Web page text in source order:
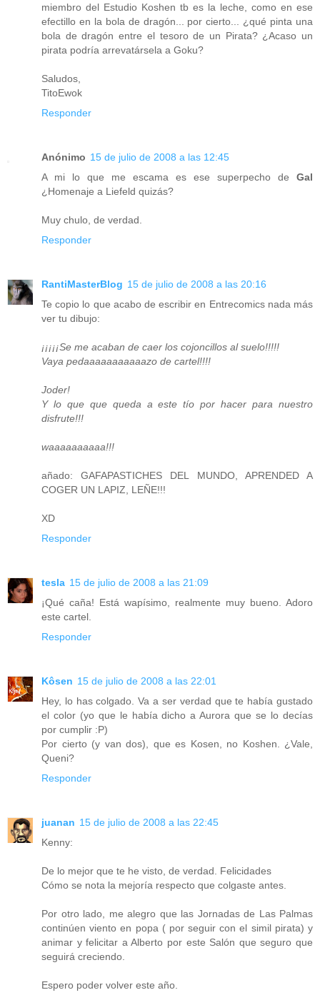
miembro del Estudio Koshen tb es la leche, como en ese
efectillo en la bola de dragón... por cierto... ¿qué pinta una
bola de dragón entre el tesoro de un Pirata? ¿Acaso un
pirata podría arrevatársela a Goku?
Saludos,
TitoEwok
Responder
Anónimo 15 de julio de 2008 a las 12:45
A mi lo que me escama es ese superpecho de Gal
¿Homenaje a Liefeld quizás?
Muy chulo, de verdad.
Responder
RantiMasterBlog 15 de julio de 2008 a las 20:16
Te copio lo que acabo de escribir en Entrecomics nada más
ver tu dibujo:
¡¡¡¡¡Se me acaban de caer los cojoncillos al suelo!!!!!
Vaya pedaaaaaaaaaaazo de cartel!!!!
Joder!
Y lo que que queda a este tío por hacer para nuestro
disfrute!!!
waaaaaaaaaa!!!
añado: GAFAPASTICHES DEL MUNDO, APRENDED A
COGER UN LAPIZ, LEÑE!!!
XD
Responder
tesla 15 de julio de 2008 a las 21:09
¡Qué caña! Está wapísimo, realmente muy bueno. Adoro
este cartel.
Responder
Kôsen 15 de julio de 2008 a las 22:01
Hey, lo has colgado. Va a ser verdad que te había gustado
el color (yo que le había dicho a Aurora que se lo decías
por cumplir :P)
Por cierto (y van dos), que es Kosen, no Koshen. ¿Vale,
Queni?
Responder
juanan 15 de julio de 2008 a las 22:45
Kenny:
De lo mejor que te he visto, de verdad. Felicidades
Cómo se nota la mejoría respecto que colgaste antes.
Por otro lado, me alegro que las Jornadas de Las Palmas
continúen viento en popa ( por seguir con el simil pirata) y
animar y felicitar a Alberto por este Salón que seguro que
seguirá creciendo.
Espero poder volver este año.